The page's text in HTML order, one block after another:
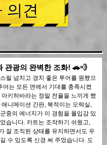
의견
관광의 완벽한 조화! 🚗💨
릴 넘치고 경치 좋은 투어를 원했으
어는 모든 면에서 기대를 충족시켰
아키하바라는 정말 전율을 느끼게 했
애니메이션 간판, 북적이는 오락실,
중의 에너지가 이 경험을 몰입감 있
습니다. 카트는 조작하기 쉬웠고,
잘 조직된 상태를 유지하면서도 우
수 있도록 신경 써 주었습니다. 도